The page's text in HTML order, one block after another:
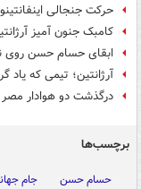
حرکت جنجالی
کامبک جنون آمیز
ابقای حسام حسن روی
آرژانتین؛ تیمی که یاد
درگذشت دو هوادار مصر
برچسب‌ها
حسام حسن جام جهانی 2026